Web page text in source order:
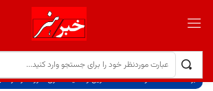
برگ نخست نوشته‌ها
آخـرین وضعیت آماری ڪرونا در